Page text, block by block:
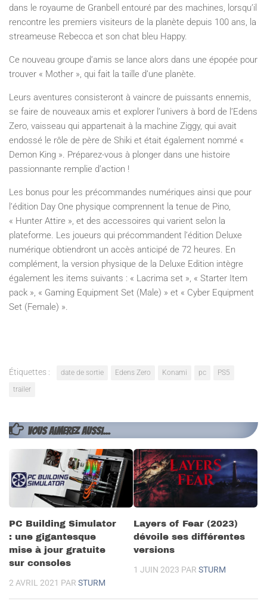
dans le royaume de Granbell entouré par des machines, lorsqu’il
rencontre les premiers visiteurs de la planète depuis 100 ans, la
streameuse Rebecca et son chat bleu Happy.
Ce nouveau groupe d’amis se lance alors dans une épopée pour
trouver « Mother », qui fait la taille d’une planète.
Leurs aventures consisteront à vaincre de puissants ennemis,
se faire de nouveaux amis et explorer l’univers à bord de l’Edens
Zero, vaisseau qui appartenait à la machine Ziggy, qui avait
endossé le rôle de père de Shiki et était également nommé «
Demon King ». Préparez-vous à plonger dans une histoire
passionnante remplie d’action !
Les bonus pour les précommandes numériques ainsi que pour
l’édition Day One physique comprennent la tenue de Pino,
« Hunter Attire », et des accessoires qui varient selon la
plateforme. Les joueurs qui précommandent l’édition Deluxe
numérique obtiendront un accès anticipé de 72 heures. En
complément, la version physique de la Deluxe Edition intègre
également les items suivants : « Lacrima set », « Starter Item
pack », « Gaming Equipment Set (Male) » et « Cyber Equipment
Set (Female) ».
Étiquettes : date de sortie Edens Zero Konami pc
PS5
trailer
VOUS AIMEREZ AUSSI...
PC Building Simulator
: une gigantesque
mise à jour gratuite
sur consoles
2 AVRIL 2021 PAR STURM
Layers of Fear (2023)
dévoile ses différentes
versions
1 JUIN 2023 PAR STURM